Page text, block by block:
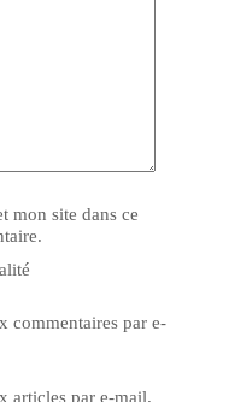
mon site dans ce
commentaires par e-
articles par e-mail.